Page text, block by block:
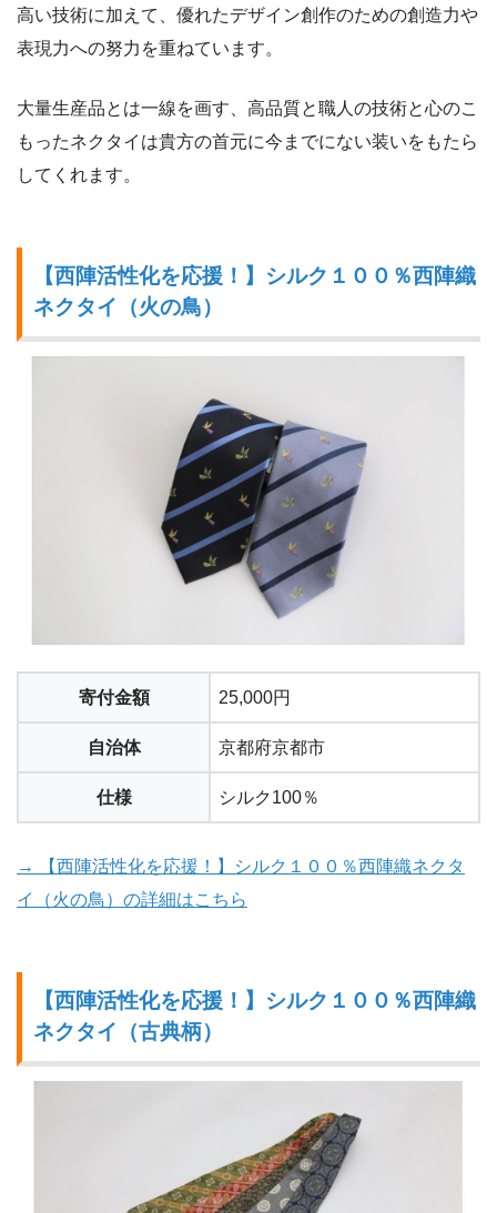
高い技術に加えて、優れたデザイン創作のための創造力や
表現力への努力を重ねています。
大量生産品とは一線を画す、高品質と職人の技術と心のこ
もったネクタイは貴方の首元に今までにない装いをもたら
してくれます。
【西陣活性化を応援！】シルク１００％西陣織
ネクタイ（火の鳥）
寄付金額 25,000円
自治体 京都府京都市
仕様 シルク100％
→ 【西陣活性化を応援！】シルク１００％西陣織ネクタ
イ（火の鳥）の詳細はこちら
【西陣活性化を応援！】シルク１００％西陣織
ネクタイ（古典柄）